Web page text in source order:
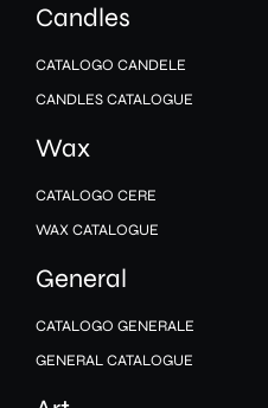
Candles
CATALOGO CANDELE
CANDLES CATALOGUE
Wax
CATALOGO CERE
WAX CATALOGUE
General
CATALOGO GENERALE
GENERAL CATALOGUE